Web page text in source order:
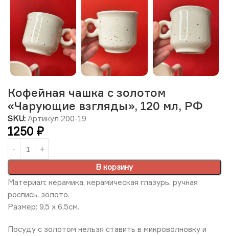
Кофейная чашка с золотом
«Чарующие взгляды», 120 мл, РФ
SKU: Артикул 200-19
1250 ₽
В корзину
Материал: керамика, керамическая глазурь, ручная
роспись, золото.
Размер: 9,5 х 6,5см.
Посуду с золотом нельзя ставить в микроволновку и